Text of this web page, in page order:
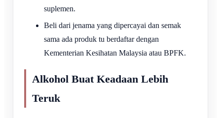
suplemen.
Beli dari jenama yang dipercayai dan semak
sama ada produk tu berdaftar dengan
Kementerian Kesihatan Malaysia atau BPFK.
Alkohol Buat Keadaan Lebih
Teruk